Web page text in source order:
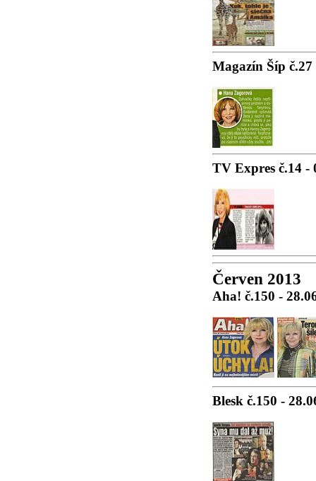
Magazín Šíp č.27
TV Expres č.14 -
Červen 2013
Aha! č.150 -
Blesk č.150 -